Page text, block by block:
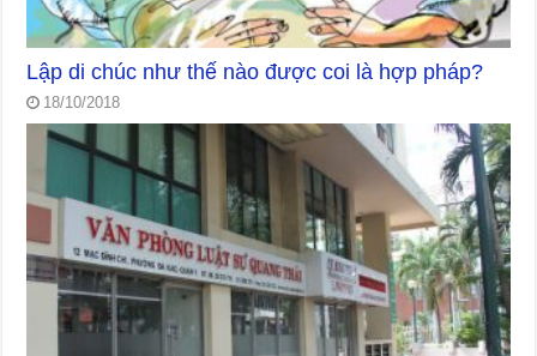
Lập di chúc như thế nào được coi là hợp pháp?
18/10/2018